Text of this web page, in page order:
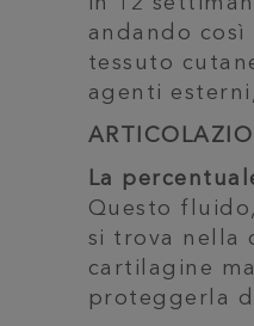
andando
tessuto
agenti
La
Questo
si trova nella
cartilagine
proteggerla